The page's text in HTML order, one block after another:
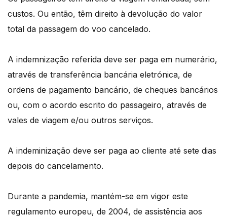
custos. Ou então, têm direito à devolução do valor
total da passagem do voo cancelado.
A indemnização referida deve ser paga em numerário,
através de transferência bancária eletrónica, de
ordens de pagamento bancário, de cheques bancários
ou, com o acordo escrito do passageiro, através de
vales de viagem e/ou outros serviços.
A indeminização deve ser paga ao cliente até sete dias
depois do cancelamento.
Durante a pandemia, mantém-se em vigor este
regulamento europeu, de 2004, de assistência aos